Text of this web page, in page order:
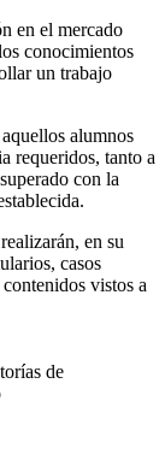
en el mercado
conocimientos
un trabajo
alumnos
requeridos, tanto a
con la
en su
casos
vistos a
de